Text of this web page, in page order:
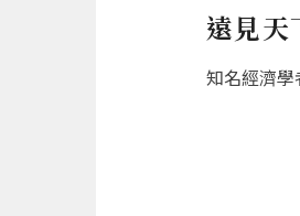
遠見天
知名經濟